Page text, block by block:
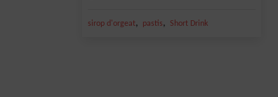
sirop d'orgeat, pastis, Short Drink